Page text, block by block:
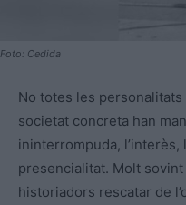
Foto: Cedida
No totes les
societat concreta han
ininterrompuda, l’interès,
presencialitat. Molt
historiadors rescatar de